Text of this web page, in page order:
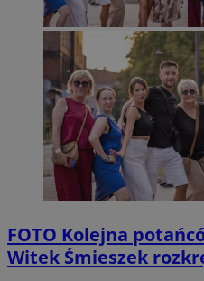
FOTO Kolejna
Witek Śmieszek